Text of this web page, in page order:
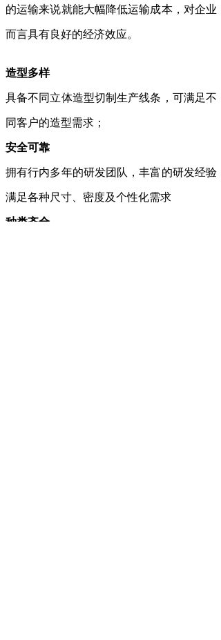
的运输来说就能大幅降低运输成本，对企业
而言具有良好的经济效应。
造型多样
具备不同立体造型切制生产线条，可满足不
同客户的造型需求；
安全可靠
拥有行内多年的研发团队，丰富的研发经验
满足各种尺寸、密度及个性化需求
种类齐全